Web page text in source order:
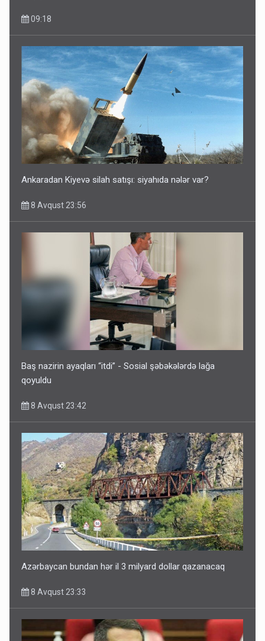
09:18
Ankaradan Kiyevə silah satışı: siyahıda nələr var?
8 Avqust 23:56
Baş nazirin ayaqları “itdi” - Sosial şəbəkələrdə lağa
qoyuldu
8 Avqust 23:42
Azərbaycan bundan hər il 3 milyard dollar qazanacaq
8 Avqust 23:33